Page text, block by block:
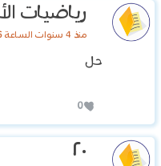
رياضيات
منذ 4 سنوات الساعة 06:36
حل
0
٢٠